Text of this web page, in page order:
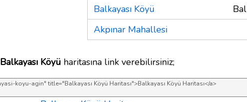
Balkayası Köyü
Akpınar Mahallesi
Balkayası Köyü haritasına link verebilirsiniz;